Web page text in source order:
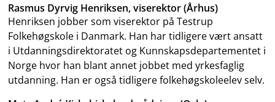
Rasmus Dyrvig Henriksen, viserektor (Århus)
Henriksen jobber som viserektor på Testrup
Folkehøgskole i Danmark. Han har tidligere vært ansatt
i Utdanningsdirektoratet og Kunnskapsdepartementet i
Norge hvor han blant annet jobbet med yrkesfaglig
utdanning. Han er også tidligere folkehøgskoleelev selv.